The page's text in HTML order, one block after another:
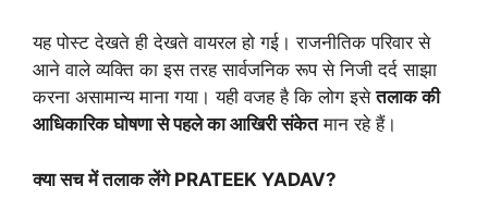
यह पोस्ट देखते ही देखते वायरल हो गई। राजनीतिक परिवार से
आने वाले व्यक्ति का इस तरह सार्वजनिक रूप से निजी दर्द साझा
करना असामान्य माना गया। यही वजह है कि लोग इसेतलाककी
आधिकारिकघोषणासेपहलेकाआखिरीसंकेतमान रहे हैं।
क्यासचमेंतलाकलेंगे PRATEEK YADAV?